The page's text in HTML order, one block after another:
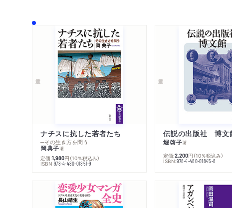
ナチスに抗した若者たち
─その生き方を問う
岡典子著
定価:1,980円 （10％税込み）
ISBN:978-4-480-01851-9
伝説の出版社 博文
堀啓子著
定価:2,200円 （10％税込み）
ISBN:978-4-480-01845-8